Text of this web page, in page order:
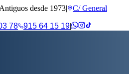
desde 1973|
C/ General
78 915 64 15 19|